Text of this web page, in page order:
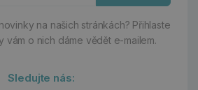
na našich stránkách? Přihlaste
vám o nich dáme vědět e-mailem.
Sledujte nás: